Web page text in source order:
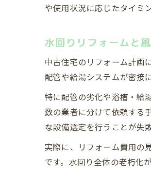
や使用状況に応じたタイミ
水回りリフォームと
中古住宅のリフォーム計画
配管や給湯システムが密接
特に配管の劣化や浴槽・給
数の業者に分けて依頼する
な設備選定を行うことが失
実際に、リフォーム費用の
です。水回り全体の老朽化